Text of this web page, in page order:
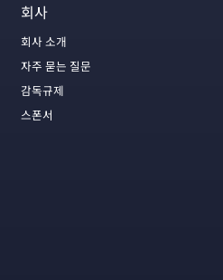
회사
회사 소개
자주 묻는 질문
감독규제
스폰서